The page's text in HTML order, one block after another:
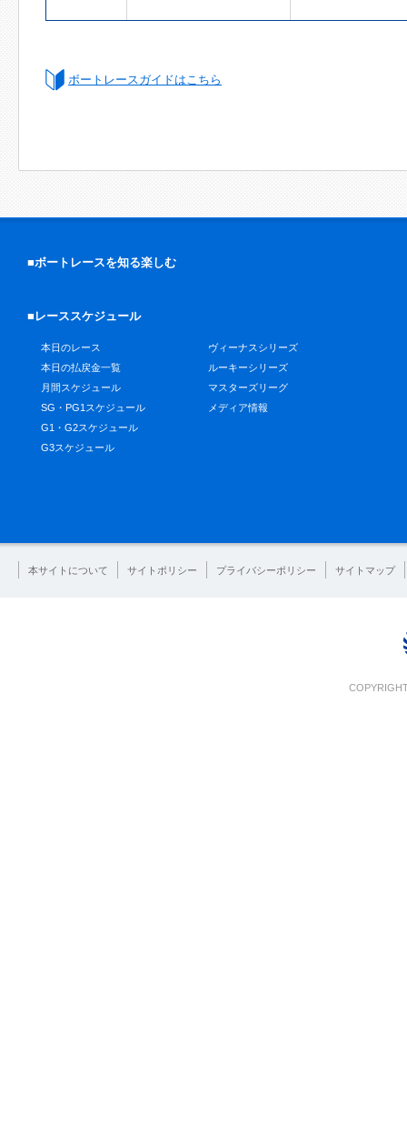
ボートレースガイドはこちら
■ボートレースを知る楽しむ
■レーススケジュール
本日のレース
本日の払戻金一覧
月間スケジュール
SG・PG1スケジュール
G1・G2スケジュール
G3スケジュール
ヴィーナスシリーズ
ルーキーシリーズ
マスターズリーグ
メディア情報
本サイトについて サイトポリシー プライバシーポリシー サイトマップ